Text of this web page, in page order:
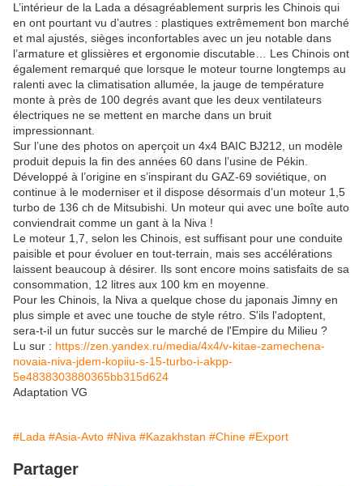
L’intérieur de la Lada a désagréablement surpris les Chinois qui
en ont pourtant vu d’autres : plastiques extrêmement bon marché
et mal ajustés, sièges inconfortables avec un jeu notable dans
l’armature et glissières et ergonomie discutable… Les Chinois ont
également remarqué que lorsque le moteur tourne longtemps au
ralenti avec la climatisation allumée, la jauge de température
monte à près de 100 degrés avant que les deux ventilateurs
électriques ne se mettent en marche dans un bruit
impressionnant.
Sur l’une des photos on aperçoit un 4x4 BAIC BJ212, un modèle
produit depuis la fin des années 60 dans l’usine de Pékin.
Développé à l’origine en s’inspirant du GAZ-69 soviétique, on
continue à le moderniser et il dispose désormais d’un moteur 1,5
turbo de 136 ch de Mitsubishi. Un moteur qui avec une boîte auto
conviendrait comme un gant à la Niva !
Le moteur 1,7, selon les Chinois, est suffisant pour une conduite
paisible et pour évoluer en tout-terrain, mais ses accélérations
laissent beaucoup à désirer. Ils sont encore moins satisfaits de sa
consommation, 12 litres aux 100 km en moyenne.
Pour les Chinois, la Niva a quelque chose du japonais Jimny en
plus simple et avec une touche de style rétro. S'ils l'adoptent,
sera-t-il un futur succès sur le marché de l'Empire du Milieu ?
Lu sur : https://zen.yandex.ru/media/4x4/v-kitae-zamechena-
novaia-niva-jdem-kopiiu-s-15-turbo-i-akpp-
5e4838303880365bb315d624
Adaptation VG
#Lada #Asia-Avto #Niva #Kazakhstan #Chine #Export
Partager